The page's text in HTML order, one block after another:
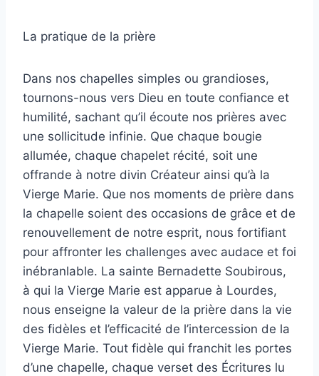
La pratique de la prière
Dans nos chapelles simples ou grandioses,
tournons-nous vers Dieu en toute confiance et
humilité, sachant qu’il écoute nos prières avec
une sollicitude infinie. Que chaque bougie
allumée, chaque chapelet récité, soit une
offrande à notre divin Créateur ainsi qu’à la
Vierge Marie. Que nos moments de prière dans
la chapelle soient des occasions de grâce et de
renouvellement de notre esprit, nous fortifiant
pour affronter les challenges avec audace et foi
inébranlable. La sainte Bernadette Soubirous,
à qui la Vierge Marie est apparue à Lourdes,
nous enseigne la valeur de la prière dans la vie
des fidèles et l’efficacité de l’intercession de la
Vierge Marie. Tout fidèle qui franchit les portes
d’une chapelle, chaque verset des Écritures lu